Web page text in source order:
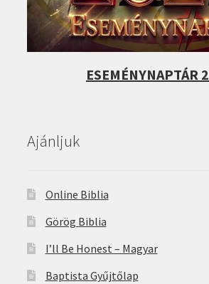
ESEMÉNYNAPTÁR
Ajánljuk
Online Biblia
Görög Biblia
I’ll Be Honest – Magyar
Baptista Gyűjtőlap